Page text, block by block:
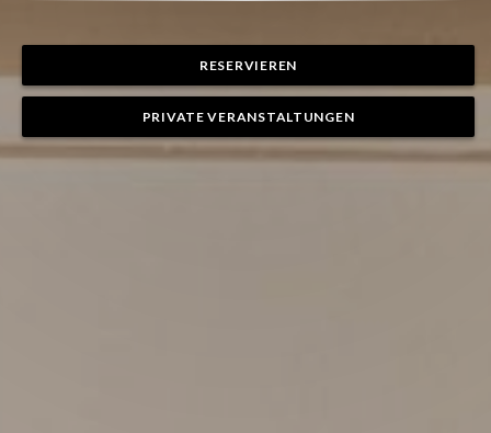
RESERVIEREN
PRIVATE VERANSTALTUNGEN